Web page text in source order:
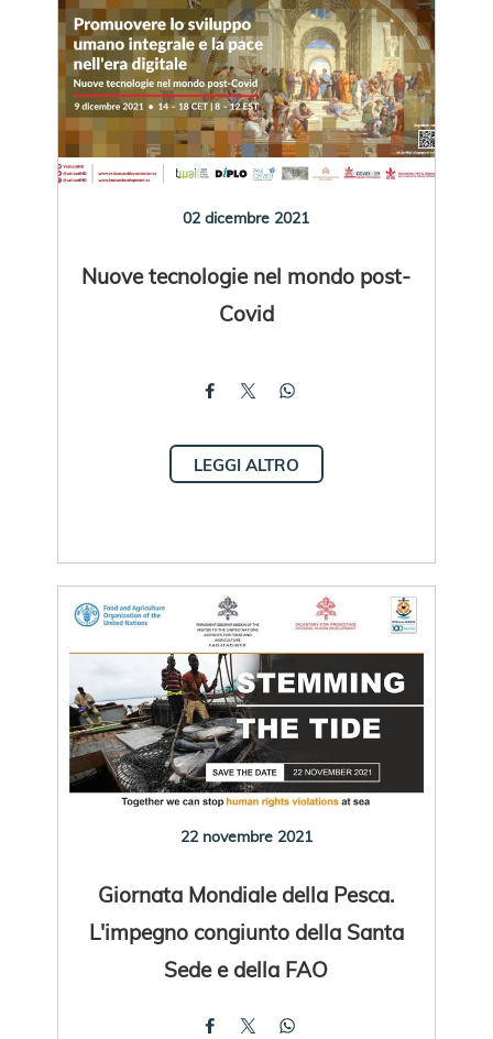
02 dicembre 2021
Nuove tecnologie nel mondo post-
Covid
LEGGI ALTRO
22 novembre 2021
Giornata Mondiale della Pesca.
L'impegno congiunto della Santa
Sede e della FAO